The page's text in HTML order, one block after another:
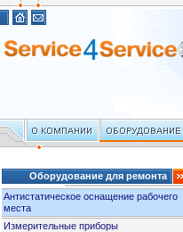
Оборудование для ремонта
Антистатическое оснащение рабочего
места
Измерительные приборы